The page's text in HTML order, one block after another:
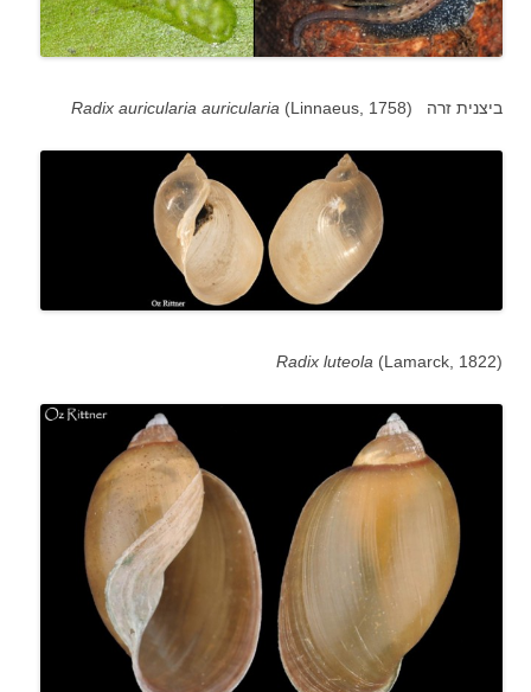
Radix auricularia auricularia (Linnaeus, 1758) ביצנית זרה
Radix luteola (Lamarck, 1822)